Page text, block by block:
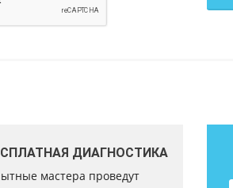
ДИАГНОСТИКА
мастера проведут